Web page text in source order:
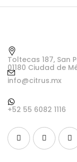
Toltecas 187, San
01180 Ciudad de
info@citrus.mx
+52 55 6082 1116